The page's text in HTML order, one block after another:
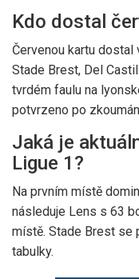
Kdo dostal
Červenou kartu
Stade Brest, Del
tvrdém faulu na
potvrzeno po
Jaká je
Ligue 1?
Na prvním místě
následuje Lens s 63
místě. Stade Brest se
tabulky.